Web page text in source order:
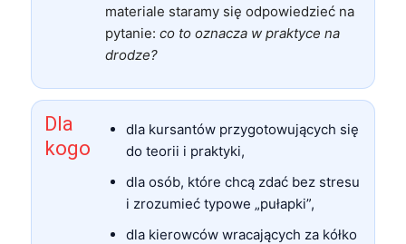
materiale staramy się odpowiedzieć na
pytanie: co to oznacza w praktyce na
drodze?
Dla
kogo
dla kursantów przygotowujących się
do teorii i praktyki,
dla osób, które chcą zdać bez stresu
i zrozumieć typowe „pułapki”,
dla kierowców wracających za kółko